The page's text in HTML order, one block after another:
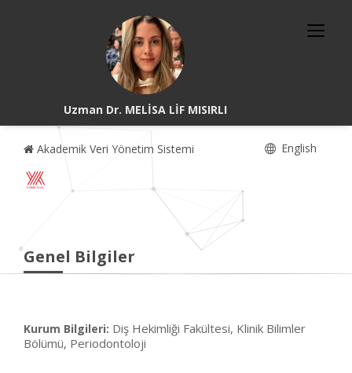
Uzman Dr. MELİSA LİF MISIRLI
Akademik Veri Yönetim Sistemi English
Genel Bilgiler
Kurum Bilgileri: Diş Hekimliği Fakültesi, Klinik Bilimler
Bölümü, Periodontoloji